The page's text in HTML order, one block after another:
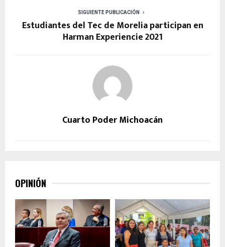
SIGUIENTE PUBLICACIÓN
Estudiantes del Tec de Morelia participan en
Harman Experiencie 2021
Cuarto Poder Michoacán
OPINIÓN